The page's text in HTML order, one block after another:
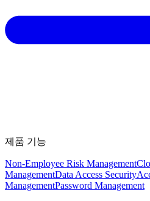
제품 기능
Non-Employee Risk Management
ManagementData Access Security
ManagementPassword Management